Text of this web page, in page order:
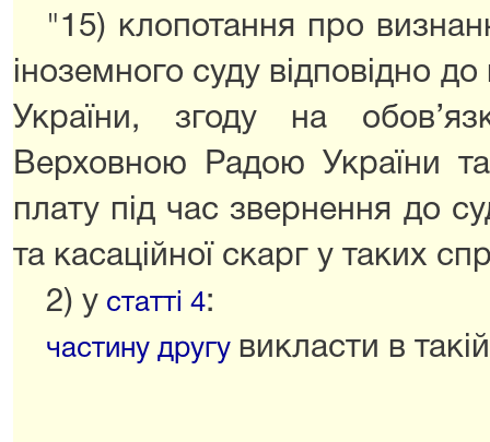
"15) клопотання про
іноземного суду відповідно
України, згоду на
Верховною Радою України
плату під час звернення до
та касаційної скарг у таких
2) у статті 4:
частину другу викласти в